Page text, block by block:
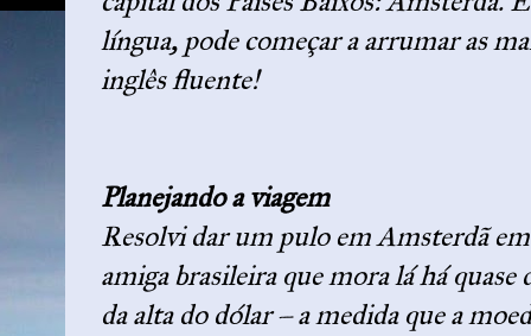
língua, pode começar a arrumar as
inglês fluente!
Planejando a viagem
Resolvi dar um pulo em Amsterdã
amiga brasileira que mora lá há
da alta do dólar – a medida que a